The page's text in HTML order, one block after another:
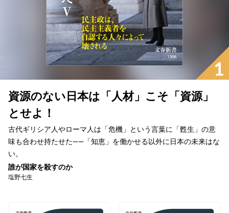
1
資源のない日本は「人材」こそ「資源」
とせよ！
古代ギリシア人やローマ人は「危機」という言葉に「甦生」の意
味も合わせ持たせた――「知恵」を働かせる以外に日本の未来はな
い。
誰が国家を殺すのか
塩野七生